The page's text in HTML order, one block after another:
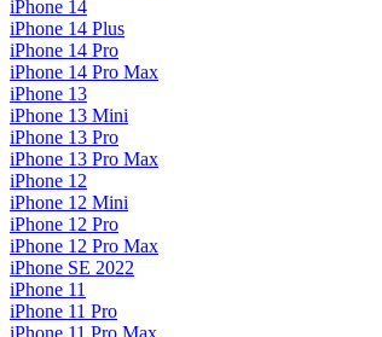
iPhone 14
iPhone 14 Plus
iPhone 14 Pro
iPhone 14 Pro Max
iPhone 13
iPhone 13 Mini
iPhone 13 Pro
iPhone 13 Pro Max
iPhone 12
iPhone 12 Mini
iPhone 12 Pro
iPhone 12 Pro Max
iPhone SE 2022
iPhone 11
iPhone 11 Pro
iPhone 11 Pro Max